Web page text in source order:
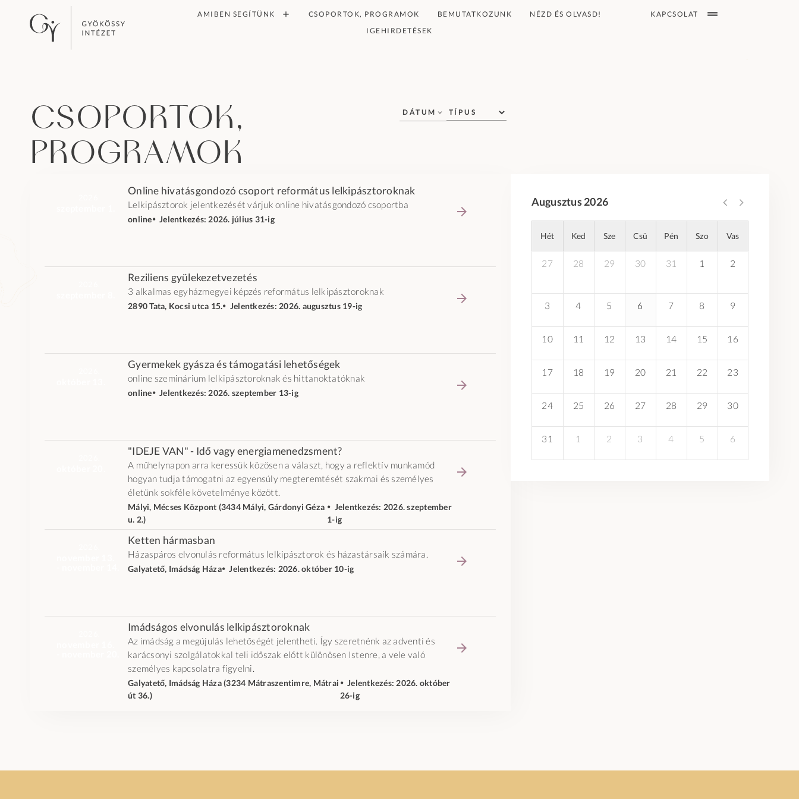
AMIBEN SEGÍTÜNK CSOPORTOK, PROGRAMOK BEMUTATKOZUNK
NÉZD ÉS OLVASD!
IGEHIRDETÉSEK
KAPCSOLAT
Csoportok,
programok
DÁTUM
Online hivatásgondozó csoport református lelkipásztoroknak
Lelkipásztorok jelentkezését várjuk online hivatásgondozó csoportba
online🞄 Jelentkezés: 2026. július 31-ig
Reziliens gyülekezetvezetés
3 alkalmas egyházmegyei képzés református lelkipásztoroknak
2890 Tata, Kocsi utca 15.🞄 Jelentkezés: 2026. augusztus 19-ig
Gyermekek gyásza és támogatási lehetőségek
online szeminárium lelkipásztoroknak és hittanoktatóknak
online🞄 Jelentkezés: 2026. szeptember 13-ig
"IDEJE VAN" - Idő vagy energiamenedzsment?
A műhelynapon arra keressük közösen a választ, hogy a reflektív munkamód
hogyan tudja támogatni az egyensúly megteremtését szakmai és személyes
életünk sokféle követelménye között.
Mályi, Mécses Központ (3434 Mályi, Gárdonyi Géza
u. 2.)
🞄 Jelentkezés: 2026. szeptember
1-ig
Ketten hármasban
Házaspáros elvonulás református lelkipásztorok és házastársaik számára.
Galyatető, Imádság Háza🞄 Jelentkezés: 2026. október 10-ig
Imádságos elvonulás lelkipásztoroknak
Az imádság a megújulás lehetőségét jelentheti. Így szeretnénk az adventi és
karácsonyi szolgálatokkal teli időszak előtt különösen Istenre, a vele való
személyes kapcsolatra figyelni.
Galyatető, Imádság Háza (3234 Mátraszentimre, Mátrai
út 36.)
🞄 Jelentkezés: 2026. október
26-ig
Augusztus 2026
Hét Ked Sze Csü Pén Szo Vas
27 28 29 30 31 1 2
3 4 5 6 7 8 9
10 11 12 13 14 15 16
17 18 19 20 21 22 23
24 25 26 27 28 29 30
31 1 2 3 4 5 6